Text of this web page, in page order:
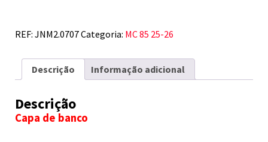
25-
26
REF: JNM2.0707Categoria: MC 85 25-26
Descrição Informação adicional
Descrição
Capa de banco